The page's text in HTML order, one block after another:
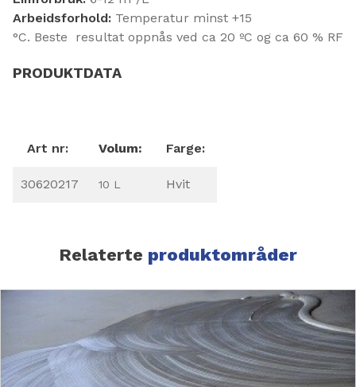
Arbeidsforhold: Temperatur minst +15
°C. Beste resultat oppnås ved ca 20 ºC og ca 60 % RF
PRODUKTDATA
Art nr: Volum: Farge:
30620217 10 L Hvit
Relaterte produktområder